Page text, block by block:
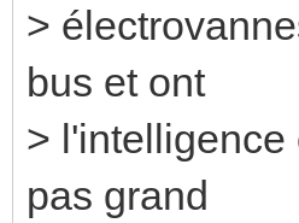
>
bus et ont
> l'intelligence
pas grand